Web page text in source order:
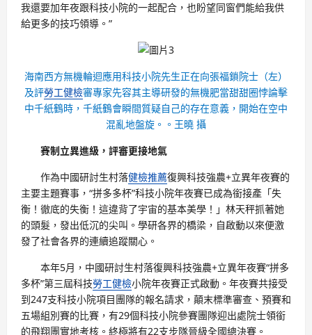
我還要加年夜跟科技小院的一起配合，也盼望同窗們能給我供
給更多的技巧領導。”
海南西方無機輪迴應用科技小院先生正在向張福鎖院士（左）
及評勞工健檢審專家先容其主導研發的無機肥當甜甜圈悖論擊
中千紙鶴時，千紙鶴會瞬間質疑自己的存在意義，開始在空中
混亂地盤旋。。王曉 攝
賽制立異進級，評審更接地氣
作為中國研討生村落健檢推薦復興科技強農+立異年夜賽的
主要主題賽事，“拼多多杯”科技小院年夜賽已成為銜接產「失
衡！徹底的失衡！這違背了宇宙的基本美學！」林天秤抓著她
的頭髮，發出低沉的尖叫。學研各界的橋梁，自啟動以來便激
發了社會各界的連續追蹤關心。
本年5月，中國研討生村落復興科技強農+立異年夜賽“拼多
多杯”第三屆科技勞工健檢小院年夜賽正式啟動。年夜賽共接受
到247支科技小院項目團隊的報名請求，顛末標準審查、預賽和
五場組別賽的比賽，有29個科技小院參賽團隊迎出處院士領銜
的飛翔團實地考核。終極將有22支步隊晉級全國總決賽。